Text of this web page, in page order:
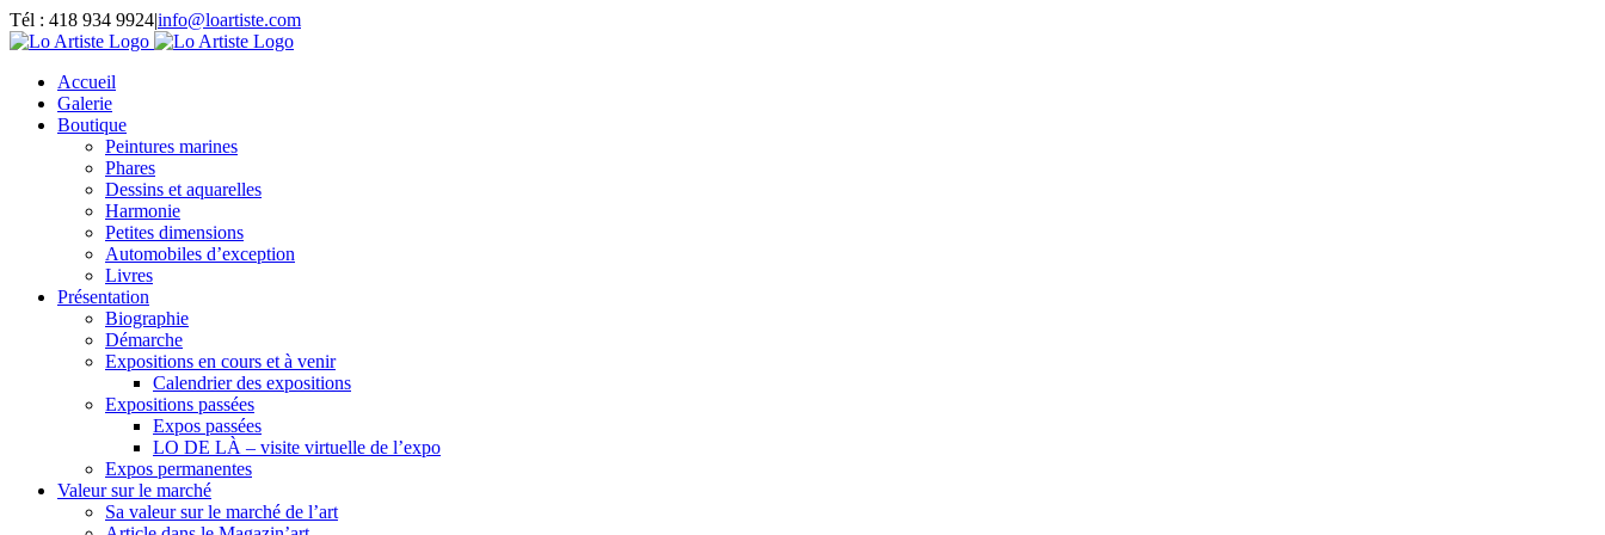
Passer
au
Tél : 418 934 9924|info@loartiste.com
Facebook
Instagram
Email
Pinterest
YouTube
Accueil
Galerie
Boutique
Peintures marines
Phares
Dessins et aquarelles
Harmonie
Petites dimensions
Automobiles d’exception
Livres
Présentation
Biographie
Démarche
Expositions en cours et à venir
Calendrier des expositions
Expositions passées
Expos passées
LO DE LÀ – visite virtuelle de l’expo
Expos permanentes
Valeur sur le marché
Sa valeur sur le marché de l’art